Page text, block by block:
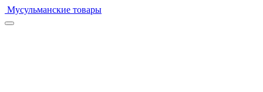
Мусульманские товары